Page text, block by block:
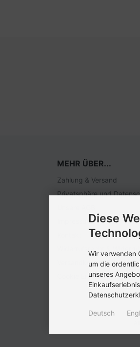
MEHR ÜBER...
Zahlung & Versand
Privatsphäre und
Impressum
Versandkosten EU
Cookie Einstellungen
Diese
Wir verwenden
um die
unseres
Deutsch